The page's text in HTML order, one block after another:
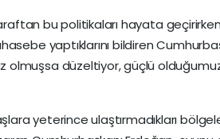
bu politikaları hayata
yaptıklarını bildiren
olmuşsa düzeltiyor, güçlü
yeterince ulaştırmadıkları